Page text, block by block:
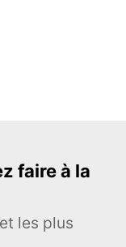
faire à la
les plus